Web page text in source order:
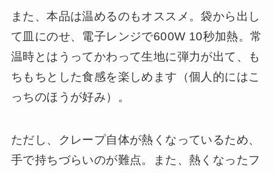
また、本品は温めるのもオススメ。袋から出し
て皿にのせ、電子レンジで600W 10秒加熱。常
温時とはうってかわって生地に弾力が出て、も
ちもちとした食感を楽しめます（個人的にはこ
っちのほうが好み）。
ただし、クレープ自体が熱くなっているため、
手で持ちづらいのが難点。また、熱くなったフ